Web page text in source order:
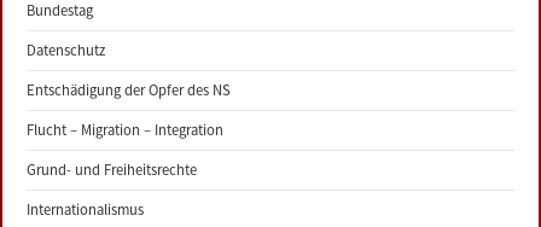
Bundestag
Datenschutz
Entschädigung der Opfer des NS
Flucht – Migration – Integration
Grund- und Freiheitsrechte
Internationalismus